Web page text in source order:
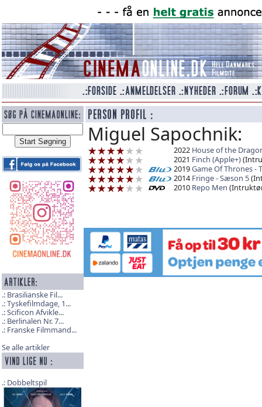
Brasilianske Fil...
Tyskefilmdage, 1...
Scificon Afvikle...
Berlinalen Nr. 7...
Franske Filmmand...
Se alle artikler
Dobbeltspil
Miguel Sapochnik:
2022 House of the
2021 Finch (Apple+)
2019Game Of Thrones -
2014 Fringe - Sæson 5
2010 Repo Men